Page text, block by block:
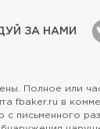
ЗА НАМИ
Полное или
fbaker.ru в
с письменного